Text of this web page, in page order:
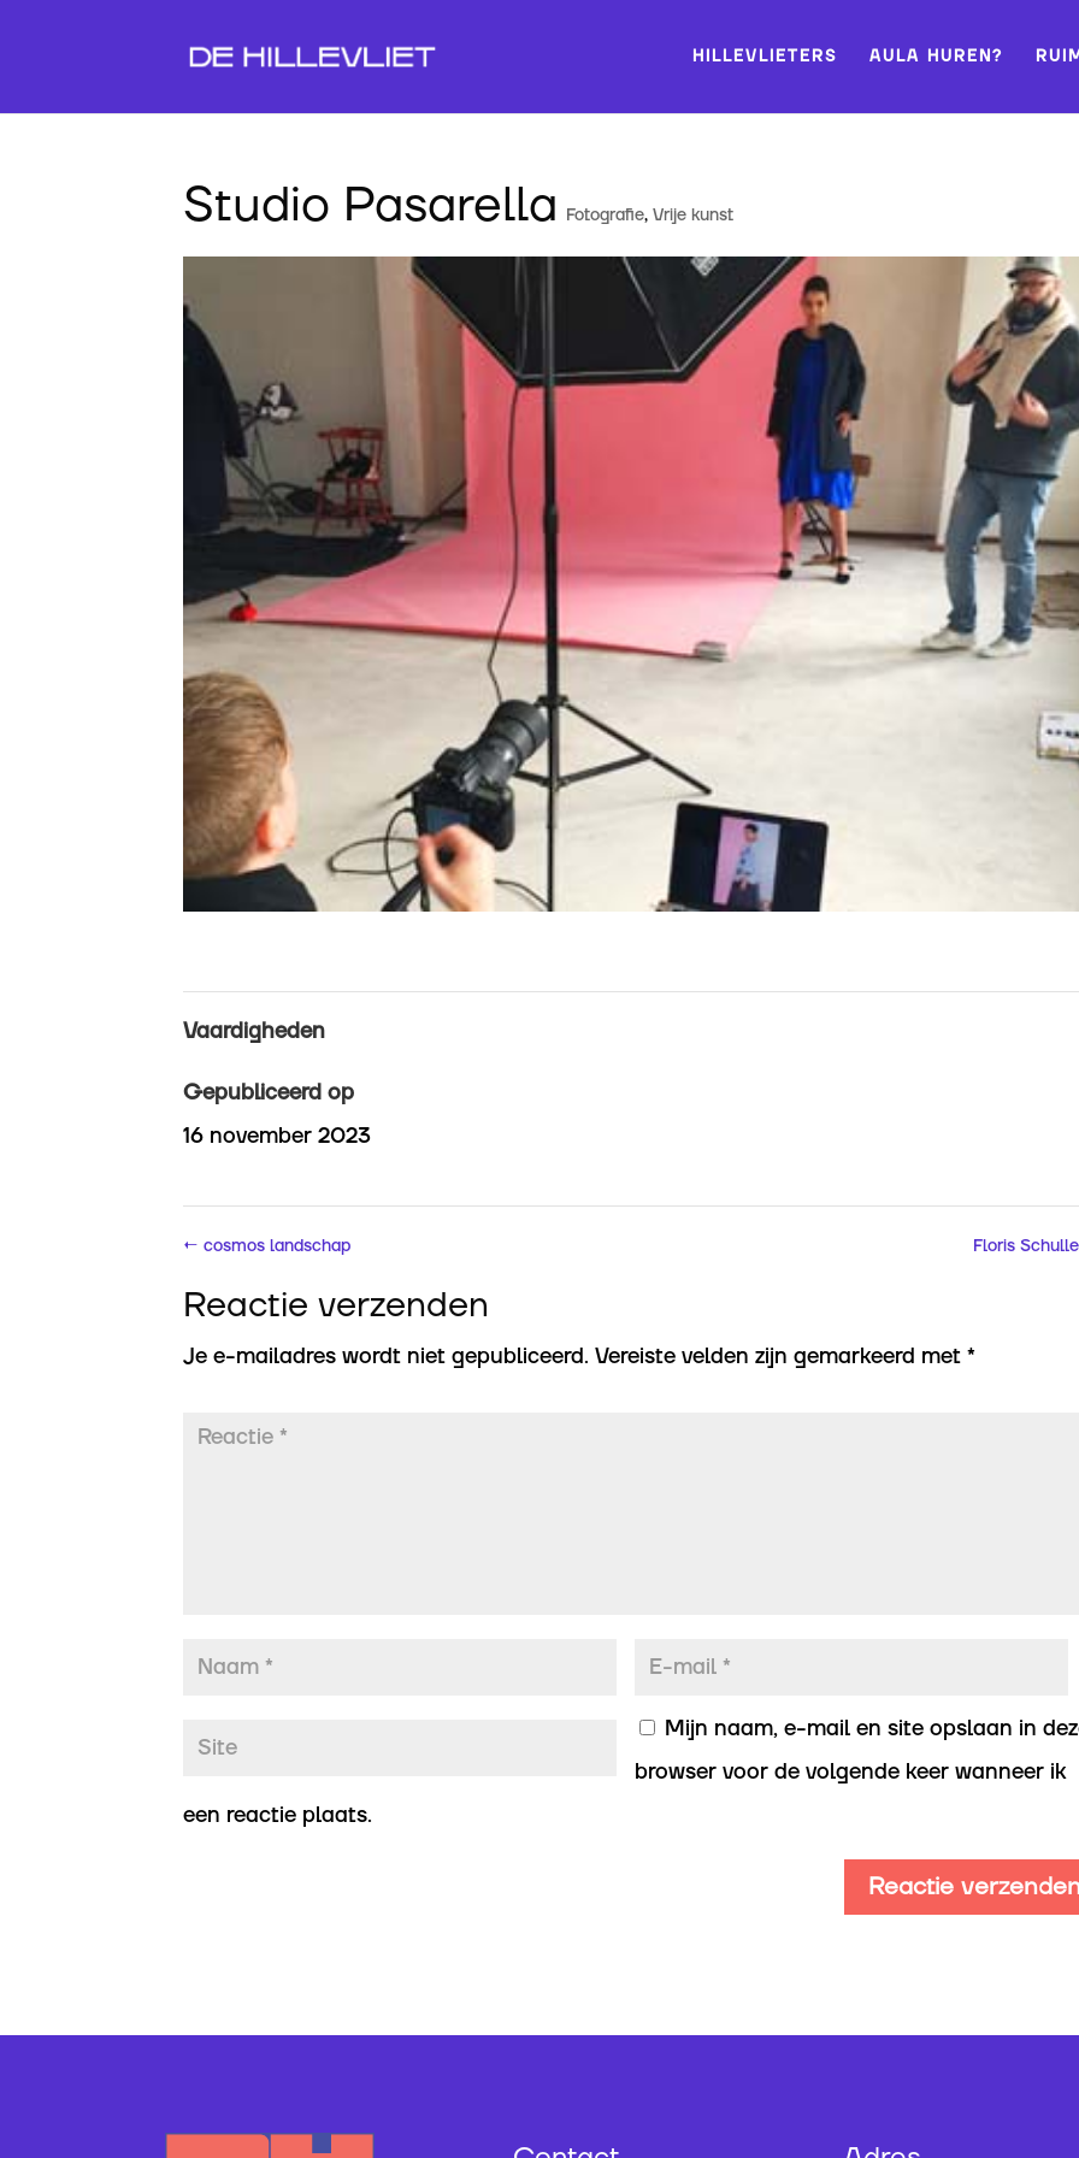
HILLEVLIETERS AULA HUREN?
Studio Pasarella Fotografie, Vrije kunst
Vaardigheden
Gepubliceerd op
16 november 2023
← cosmos landschap Floris
Reactie verzenden
Je e-mailadres wordt niet gepubliceerd. Vereiste velden zijn gemarkeerd met *
Mijn naam, e-mail en site opslaan in
browser voor de volgende keer wanneer ik
een reactie plaats.